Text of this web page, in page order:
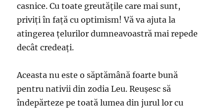
casnice. Cu toate greutăţile care mai sunt,
priviţi în faţă cu optimism! Vă va ajuta la
atingerea ţelurilor dumneavoastră mai repede
decât credeaţi.
Aceasta nu este o săptămână foarte bună
pentru nativii din zodia Leu. Reușesc să
îndepărteze pe toată lumea din jurul lor cu